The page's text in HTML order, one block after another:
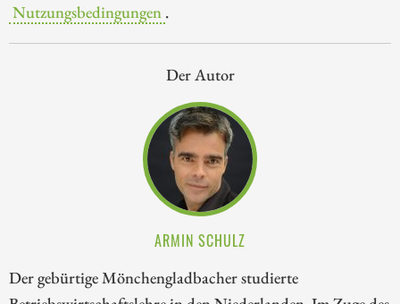
Nutzungsbedingungen .
Der Autor
ARMIN SCHULZ
Der gebürtige Mönchengladbacher studierte